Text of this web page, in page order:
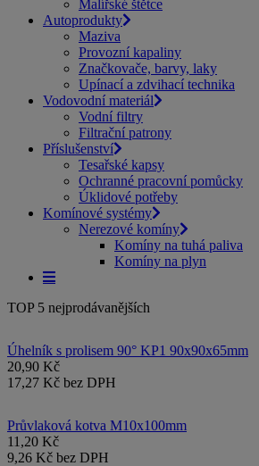
Malířské štětce
Autoprodukty
Maziva
Provozní kapaliny
Značkovače, barvy, laky
Upínací a zdvihací technika
Vodovodní materiál
Vodní filtry
Filtrační patrony
Příslušenství
Tesařské kapsy
Ochranné pracovní pomůcky
Úklidové potřeby
Komínové systémy
Nerezové komíny
Komíny na tuhá paliva
Komíny na plyn
TOP 5 nejprodávanějších
Úhelník s prolisem 90° KP1 90x90x65mm
20,90 Kč
17,27 Kč bez DPH
Průvlaková kotva M10x100mm
11,20 Kč
9,26 Kč bez DPH